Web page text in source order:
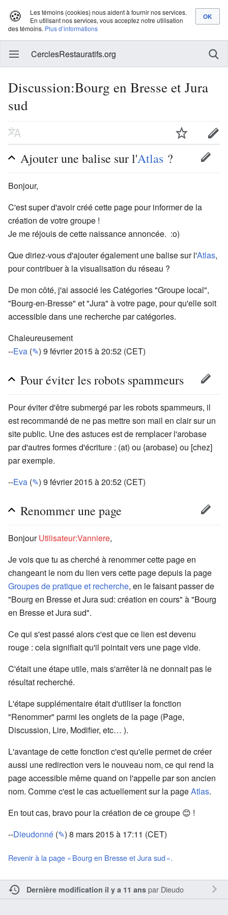
🍪
Les témoins (cookies) nous aident à fournir nos services.
En utilisant nos services, vous acceptez notre utilisation
des témoins. Plus d’informations
CerclesRestauratifs.org
Discussion:Bourg en Bresse et Jura
sud
Ajouter une balise sur l'Atlas ?
Bonjour,
C'est super d'avoir créé cette page pour informer de la
création de votre groupe !
Je me réjouis de cette naissance annoncée. :o)
Que diriez-vous d'ajouter également une balise sur l'Atlas,
pour contribuer à la visualisation du réseau ?
De mon côté, j'ai associé les Catégories "Groupe local",
"Bourg-en-Bresse" et "Jura" à votre page, pour qu'elle soit
accessible dans une recherche par catégories.
Chaleureusement
--Eva (✎) 9 février 2015 à 20:52 (CET)
Pour éviter les robots spammeurs
Pour éviter d'être submergé par les robots spammeurs, il
est recommandé de ne pas mettre son mail en clair sur un
site public. Une des astuces est de remplacer l'arobase
par d'autres formes d'écriture : (at) ou {arobase} ou [chez]
par exemple.
--Eva (✎) 9 février 2015 à 20:52 (CET)
Renommer une page
BonjourUtilisateur:Vanniere,
Je vois que tu as cherché à renommer cette page en
changeant le nom du lien vers cette page depuis la page
Groupes de pratique et recherche, en le faisant passer de
"Bourg en Bresse et Jura sud: création en cours" à "Bourg
en Bresse et Jura sud".
Ce qui s'est passé alors c'est que ce lien est devenu
rouge : cela signifiait qu'il pointait vers une page vide.
C'était une étape utile, mais s'arrêter là ne donnait pas le
résultat recherché.
L'étape supplémentaire était d'utiliser la fonction
"Renommer" parmi les onglets de la page (Page,
Discussion, Lire, Modifier, etc… ).
L'avantage de cette fonction c'est qu'elle permet de créer
aussi une redirection vers le nouveau nom, ce qui rend la
page accessible même quand on l'appelle par son ancien
nom. Comme c'est le cas actuellement sur la pageAtlas.
En tout cas, bravo pour la création de ce groupe 😊 !
--Dieudonné (✎) 8 mars 2015 à 17:11 (CET)
Revenir à la page « Bourg en Bresse et Jura sud ».
Dernière modification il y a 11 anspar Dieudo